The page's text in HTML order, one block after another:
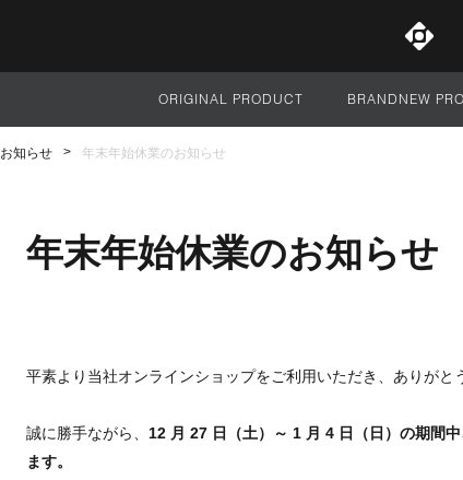
サイト全体
ORIGINAL PRODUCT BRANDNEW
お知らせ 年末年始休業のお知らせ
年末年始休業のお知らせ
平素より当社オンラインショップをご利用いただき、ありがと
誠に勝手ながら、 12 月 27 日（土）～ 1 月 4 日（日）の期間
ます。